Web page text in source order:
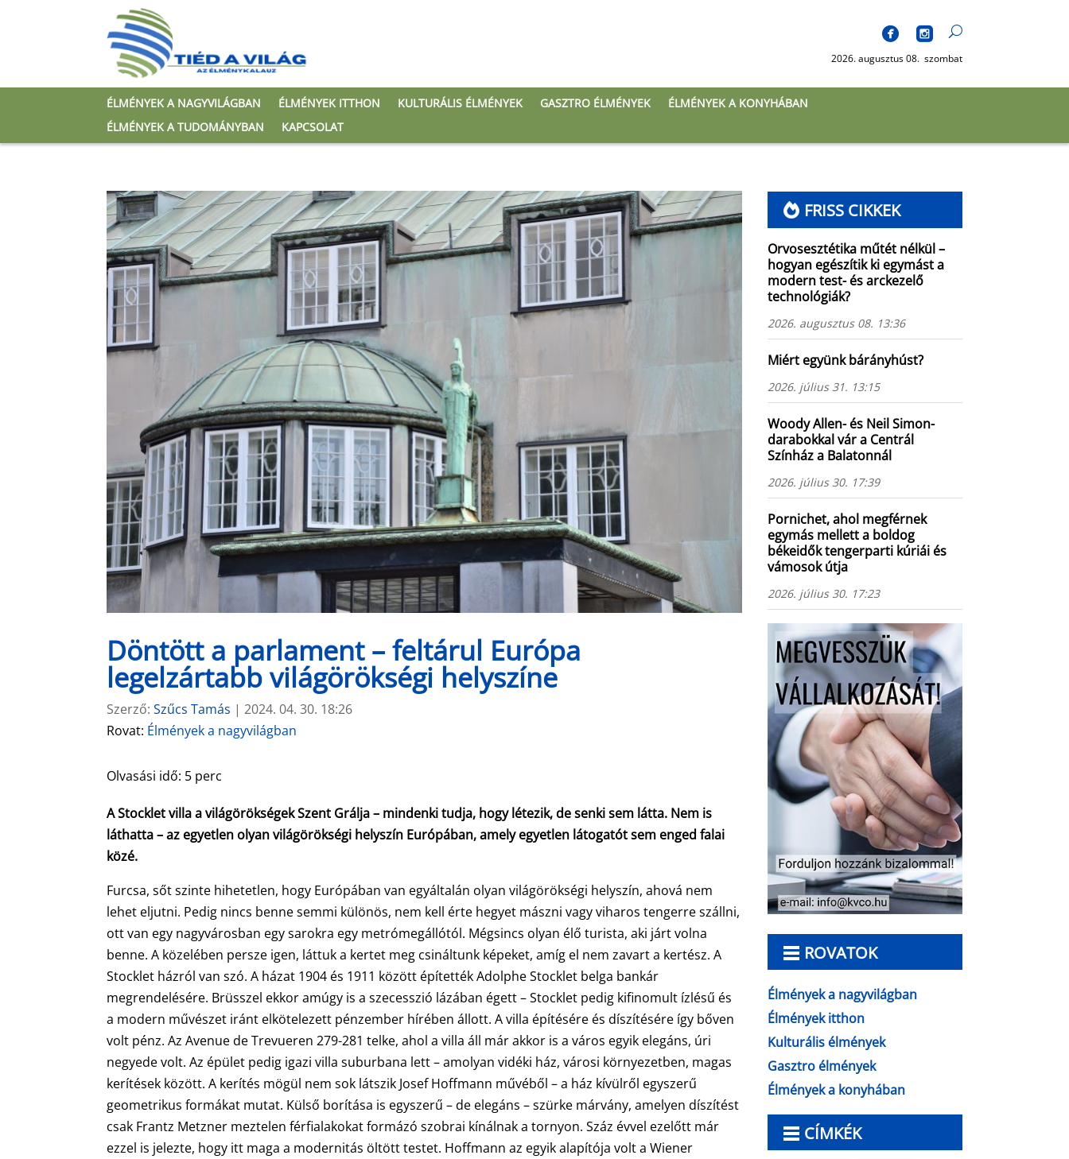
2026. augusztus 08. szombat
ÉLMÉNYEK A NAGYVILÁGBAN ÉLMÉNYEK ITTHON KULTURÁLIS ÉLMÉNYEK GASZTRO ÉLMÉNYEK
ÉLMÉNYEK A KONYHÁBAN
ÉLMÉNYEK A TUDOMÁNYBAN
KAPCSOLAT
Döntött a parlament – feltárul Európa
legelzártabb világörökségi helyszíne
Szerző:Szűcs Tamás |2024. 04. 30. 18:26
Rovat: Élmények a nagyvilágban
Olvasási idő: 5 perc
A Stocklet villa a világörökségek Szent Grálja – mindenki tudja, hogy létezik, de senki sem látta. Nem is
láthatta – az egyetlen olyan világörökségi helyszín Európában, amely egyetlen látogatót sem enged falai
közé.
Furcsa, sőt szinte hihetetlen, hogy Európában van egyáltalán olyan világörökségi helyszín, ahová nem
lehet eljutni. Pedig nincs benne semmi különös, nem kell érte hegyet mászni vagy viharos tengerre szállni,
ott van egy nagyvárosban egy sarokra egy metrómegállótól. Mégsincs olyan élő turista, aki járt volna
benne. A közelében persze igen, láttuk a kertet meg csináltunk képeket, amíg el nem zavart a kertész. A
Stocklet házról van szó. A házat 1904 és 1911 között építették Adolphe Stocklet belga bankár
megrendelésére. Brüsszel ekkor amúgy is a szecesszió lázában égett – Stocklet pedig kifinomult ízlésű és
a modern művészet iránt elkötelezett pénzember hírében állott. A villa építésére és díszítésére így bőven
volt pénz. Az Avenue de Trevueren 279-281 telke, ahol a villa áll már akkor is a város egyik elegáns, úri
negyede volt. Az épület pedig igazi villa suburbana lett – amolyan vidéki ház, városi környezetben, magas
kerítések között. A kerítés mögül nem sok látszik Josef Hoffmann művéből – a ház kívülről egyszerű
geometrikus formákat mutat. Külső borítása is egyszerű – de elegáns – szürke márvány, amelyen díszítést
csak Frantz Metzner meztelen férfialakokat formázó szobrai kínálnak a tornyon. Száz évvel ezelőtt már
ezzel is jelezte, hogy itt maga a modernitás öltött testet. Hoffmann az egyik alapítója volt a Wiener
FRISS CIKKEK
Orvosesztétika műtét nélkül –
hogyan egészítik ki egymást a
modern test- és arckezelő
technológiák?
2026. augusztus 08. 13:36
Miért együnk bárányhúst?
2026. július 31. 13:15
Woody Allen- és Neil Simon-
darabokkal vár a Centrál
Színház a Balatonnál
2026. július 30. 17:39
Pornichet, ahol megférnek
egymás mellett a boldog
békeidők tengerparti kúriái és
vámosok útja
2026. július 30. 17:23
ROVATOK
Élmények a nagyvilágban
Élmények itthon
Kulturális élmények
Gasztro élmények
Élmények a konyhában
CÍMKÉK